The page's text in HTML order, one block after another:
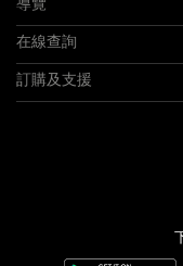
在線查詢
訂購及支援